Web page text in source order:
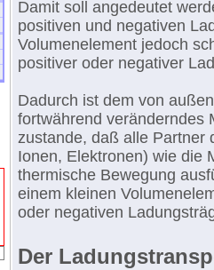
Damit soll angedeutet
positiven und negativen
Volumenelement jedoch
positiver oder negativer
Dadurch ist dem von
fortwährend veränderndes
zustande, daß alle Partner
Ionen, Elektronen) wie die
thermische Bewegung
einem kleinen
oder negativen
Der